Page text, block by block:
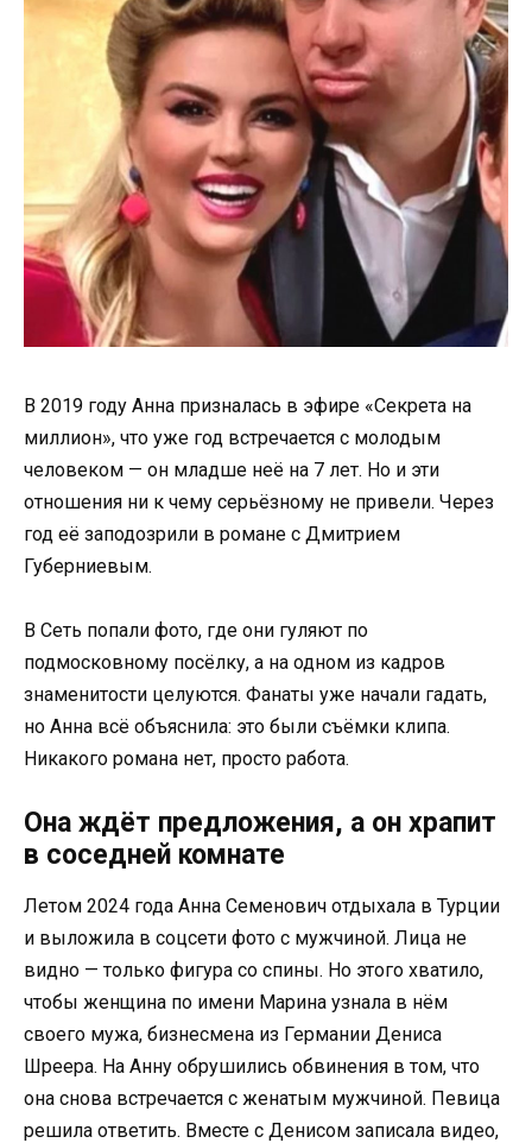
В 2019 году Анна призналась в эфире «Секрета на
миллион», что уже год встречается с молодым
человеком — он младше неё на 7 лет. Но и эти
отношения ни к чему серьёзному не привели. Через
год её заподозрили в романе с Дмитрием
Губерниевым.
В Сеть попали фото, где они гуляют по
подмосковному посёлку, а на одном из кадров
знаменитости целуются. Фанаты уже начали гадать,
но Анна всё объяснила: это были съёмки клипа.
Никакого романа нет, просто работа.
Она ждёт предложения, а он храпит
в соседней комнате
Летом 2024 года Анна Семенович отдыхала в Турции
и выложила в соцсети фото с мужчиной. Лица не
видно — только фигура со спины. Но этого хватило,
чтобы женщина по имени Марина узнала в нём
своего мужа, бизнесмена из Германии Дениса
Шреера. На Анну обрушились обвинения в том, что
она снова встречается с женатым мужчиной. Певица
решила ответить. Вместе с Денисом записала видео,